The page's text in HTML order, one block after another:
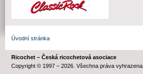
Úvodní stránka
Ricochet – Česká ricochetová asociace
Copyright © 1997 – 2026. Všechna práva vyhrazena.